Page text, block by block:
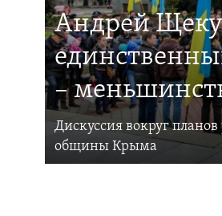
Андрей
–
Дискуссия вокруг
общины Крыма